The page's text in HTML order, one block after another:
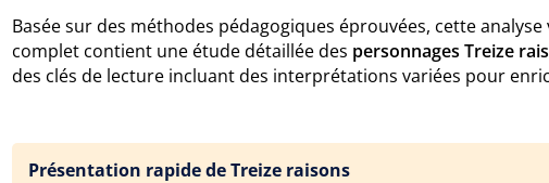
Basée sur des méthodes pédagogiques éprouvées, cette
complet contient une étude détaillée des personnages Treize
des clés de lecture incluant des interprétations variées pour
Présentation rapide de Treize raisons